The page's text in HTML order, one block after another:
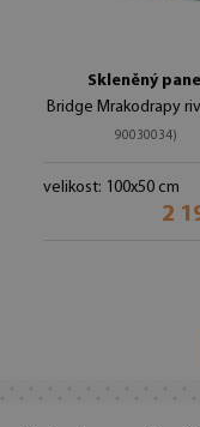
Skleněný
Bridge Mrakodrapy
90030034)
velikost: 100x50 cm
2